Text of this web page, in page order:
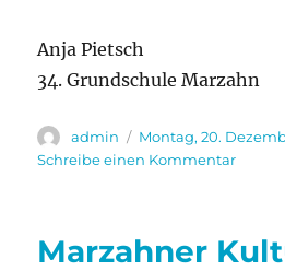
Anja Pietsch
34. Grundschule Marzahn
Autor
admin
Veröffentlicht
am
Montag, 20.
Schreibe einen Kommentarzu
Marzahner